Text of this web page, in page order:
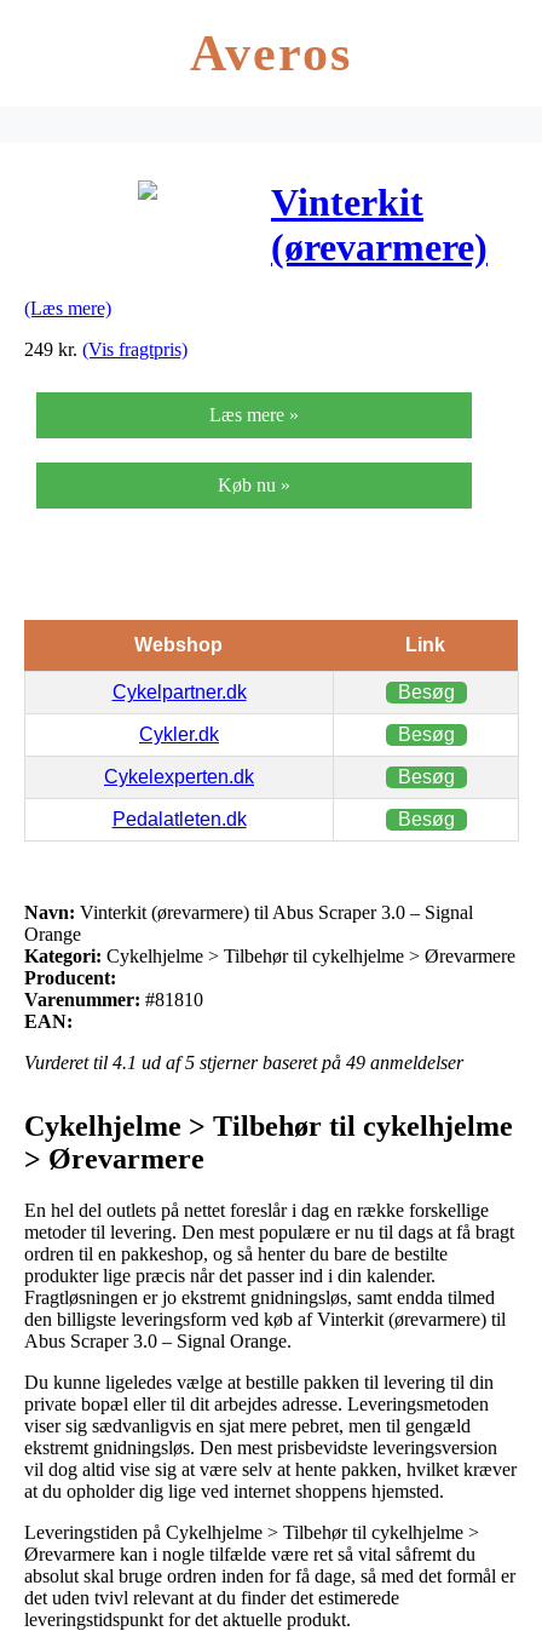
Averos
Vinterkit
(ørevarmere)
Signal Orange
(Læs mere)
249 kr. (Vis fragtpris)
Læs mere »
Køb nu »
Webshop Link
Cykelpartner.dk Besøg
Cykler.dk Besøg
Cykelexperten.dk Besøg
Pedalatleten.dk Besøg
Navn: Vinterkit (ørevarmere) til Abus Scraper 3.0 – Signal
Orange
Kategori: Cykelhjelme > Tilbehør til cykelhjelme > Ørevarmere
Producent:
Varenummer: #81810
EAN:
Vurderet til 4.1 ud af 5 stjerner baseret på 49 anmeldelser
Cykelhjelme > Tilbehør til cykelhjelme
> Ørevarmere
En hel del outlets på nettet foreslår i dag en række forskellige
metoder til levering. Den mest populære er nu til dags at få bragt
ordren til en pakkeshop, og så henter du bare de bestilte
produkter lige præcis når det passer ind i din kalender.
Fragtløsningen er jo ekstremt gnidningsløs, samt endda tilmed
den billigste leveringsform ved køb af Vinterkit (ørevarmere) til
Abus Scraper 3.0 – Signal Orange.
Du kunne ligeledes vælge at bestille pakken til levering til din
private bopæl eller til dit arbejdes adresse. Leveringsmetoden
viser sig sædvanligvis en sjat mere pebret, men til gengæld
ekstremt gnidningsløs. Den mest prisbevidste leveringsversion
vil dog altid vise sig at være selv at hente pakken, hvilket kræver
at du opholder dig lige ved internet shoppens hjemsted.
Leveringstiden på Cykelhjelme > Tilbehør til cykelhjelme >
Ørevarmere kan i nogle tilfælde være ret så vital såfremt du
absolut skal bruge ordren inden for få dage, så med det formål er
det uden tvivl relevant at du finder det estimerede
leveringstidspunkt for det aktuelle produkt.